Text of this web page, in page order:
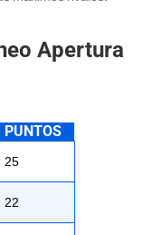
Apertura
PUNTOS
25
22